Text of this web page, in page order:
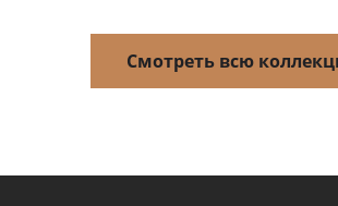
Смотреть всю